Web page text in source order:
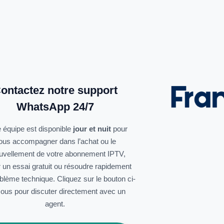
notre support
WhatsApp 24/7
équipe est disponible jour et nuitpour
accompagner dans l’achat ou le
de votre abonnement IPTV,
un essai gratuit ou résoudre rapidement
technique. Cliquez sur le bouton ci-
pour discuter directement avec un
agent.